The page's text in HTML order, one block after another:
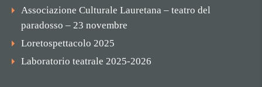
Associazione Culturale Lauretana – teatro del
paradosso – 23 novembre
Loretospettacolo 2025
Laboratorio teatrale 2025-2026